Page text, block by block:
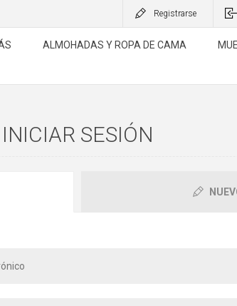
Registrarse
ALMOHADAS Y ROPA DE CAMA
INICIAR SESIÓN